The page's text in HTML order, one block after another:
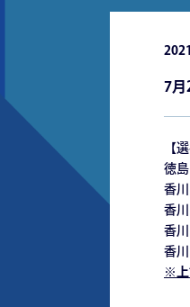
7月
【
徳
香
香
香
香
※